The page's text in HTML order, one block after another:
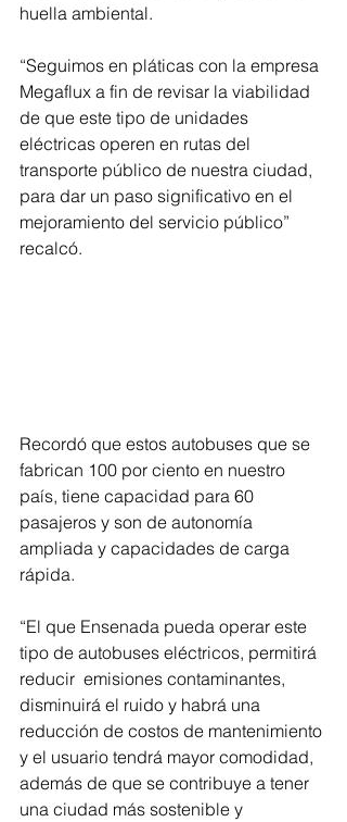
huella ambiental.
“Seguimos en pláticas con la empresa
Megaflux a fin de revisar la viabilidad
de que este tipo de unidades
eléctricas operen en rutas del
transporte público de nuestra ciudad,
para dar un paso significativo en el
mejoramiento del servicio público”
recalcó.
Recordó que estos autobuses que se
fabrican 100 por ciento en nuestro
país, tiene capacidad para 60
pasajeros y son de autonomía
ampliada y capacidades de carga
rápida.
“El que Ensenada pueda operar este
tipo de autobuses eléctricos, permitirá
reducir  emisiones contaminantes,
disminuirá el ruido y habrá una
reducción de costos de mantenimiento
y el usuario tendrá mayor comodidad,
además de que se contribuye a tener
una ciudad más sostenible y